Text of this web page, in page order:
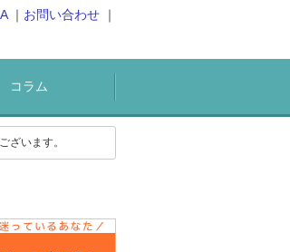
お問い合わせ
コラム
ざいます。